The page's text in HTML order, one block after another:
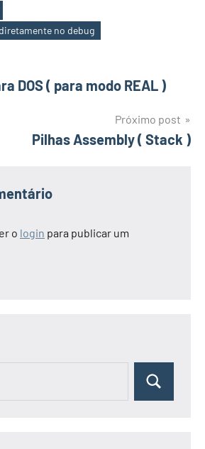
no debug
DOS ( para modo REAL )
Próximo post
Pilhas Assembly ( Stack )
o login para publicar um
Pesquisa